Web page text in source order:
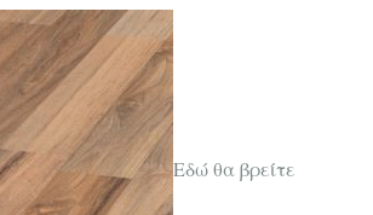
Εδώ θα βρείτε